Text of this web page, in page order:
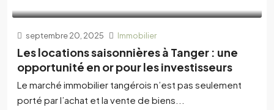
septembre 20, 2025 Immobilier
Les locations saisonnières à Tanger : une
opportunité en or pour les investisseurs
Le marché immobilier tangérois n’est pas seulement
porté par l’achat et la vente de biens...